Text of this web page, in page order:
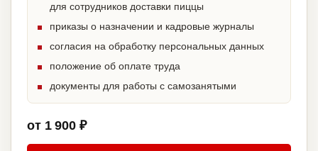
для сотрудников доставки пиццы
приказы о назначении и кадровые журналы
согласия на обработку персональных данных
положение об оплате труда
документы для работы с самозанятыми
от 1 900 ₽